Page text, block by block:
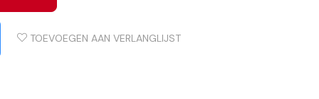
TOEVOEGEN AAN VERLANGLIJST